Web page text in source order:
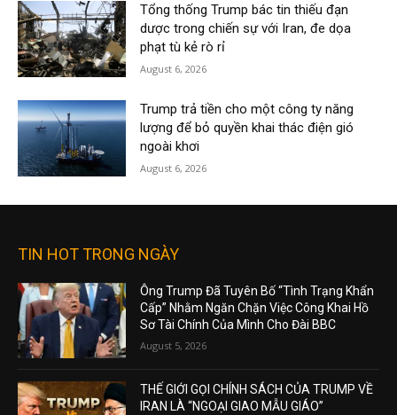
Tổng thống Trump bác tin thiếu đạn
dược trong chiến sự với Iran, đe dọa
phạt tù kẻ rò rỉ
August 6, 2026
Trump trả tiền cho một công ty năng
lượng để bỏ quyền khai thác điện gió
ngoài khơi
August 6, 2026
TIN HOT TRONG NGÀY
Ông Trump Đã Tuyên Bố “Tình Trạng Khẩn
Cấp” Nhằm Ngăn Chặn Việc Công Khai Hồ
Sơ Tài Chính Của Mình Cho Đài BBC
August 5, 2026
THẾ GIỚI GỌI CHÍNH SÁCH CỦA TRUMP VỀ
IRAN LÀ “NGOẠI GIAO MẪU GIÁO”